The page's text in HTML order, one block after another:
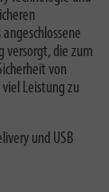
versorgt, die zum
von
Leistung zu
und USB